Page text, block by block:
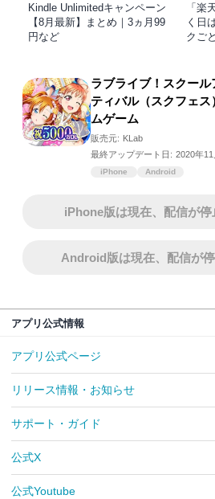
Kindle Unlimitedキャンペーン
【8月最新】まとめ｜3ヵ月99
円など
「楽
く日
クご
ラブライブ！スクール
ティバル（スクフェ
ムゲーム
販売元: KLab
最終アップデート日: 2020年11
iPhone Android
iPhone版は現在、配信が
Android版は現在、配信が
アプリ公式情報
アプリ公式ページ
リリース情報・お知らせ
サポート・ガイド
公式X
公式Youtube